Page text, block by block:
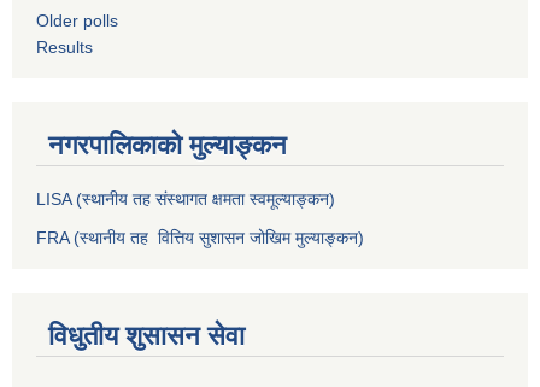
Older polls
Results
नगरपालिकाको मुल्याङ्कन
LISA (स्थानीय तह संस्थागत क्षमता स्वमूल्याङ्कन)
FRA (स्थानीय तह वित्तिय सुशासन जोखिम मुल्याङ्कन)
विधुतीय शुसासन सेवा